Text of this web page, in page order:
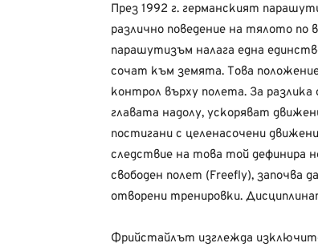
През 1992 г. германският
различно поведение на тялото
парашутизъм налага една
сочат към земята. Това
контрол върху полета. За
главата надолу, ускоряват
постигани с целенасочени
следствие на това той дефинира
свободен полет (Freefly), започва
отворени тренировки.
Фрийстайлът изглежда